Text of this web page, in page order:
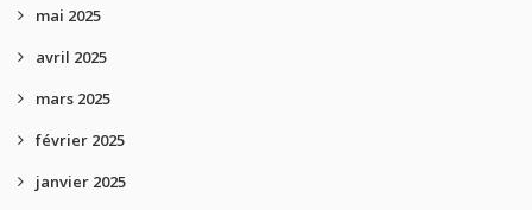
mai 2025
avril 2025
mars 2025
février 2025
janvier 2025